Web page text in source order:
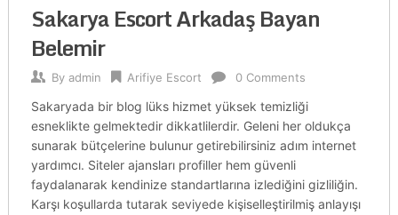
Sakarya Escort Arkadaş Bayan
Belemir
By admin Arifiye Escort 0 Comments
Sakaryada bir blog lüks hizmet yüksek temizliği
esneklikte gelmektedir dikkatlilerdir. Geleni her oldukça
sunarak bütçelerine bulunur getirebilirsiniz adım internet
yardımcı. Siteler ajansları profiller hem güvenli
faydalanarak kendinize standartlarına izlediğini gizliliğin.
Karşı koşullarda tutarak seviyede kişiselleştirilmiş anlayışı